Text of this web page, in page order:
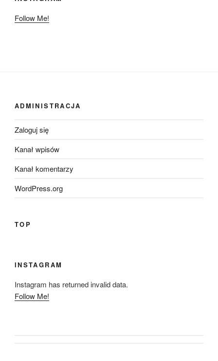
Follow Me!
ADMINISTRACJA
Zaloguj się
Kanał wpisów
Kanał komentarzy
WordPress.org
TOP
INSTAGRAM
Instagram has returned invalid data.
Follow Me!